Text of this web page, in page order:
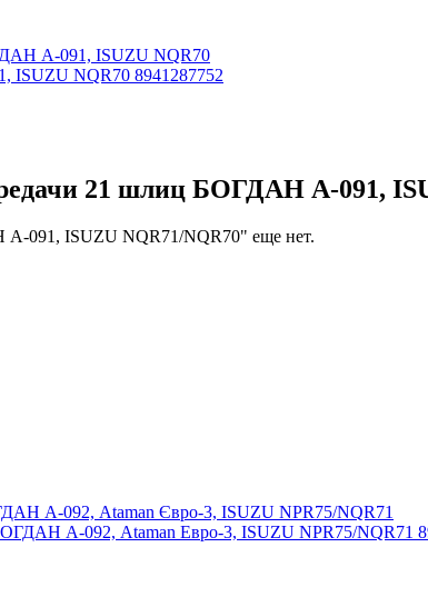
ISUZU NQR70 8941287752
21 шлиц БОГДАН А-091,
А-091, ISUZU NQR71/NQR70" еще нет.
А-092, Ataman Евро-3, ISUZU NPR75/NQR71